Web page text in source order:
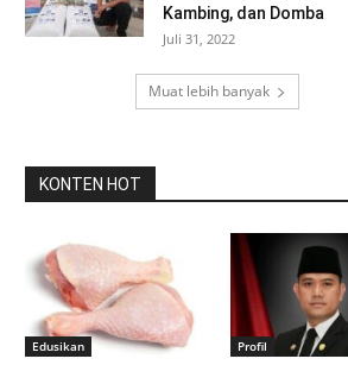
Kambing, dan Domba
Juli 31, 2022
Muat lebih banyak
KONTEN HOT
Edusikan Profil